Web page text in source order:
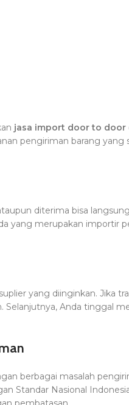
jasa import door to door
pengiriman barang
diterima bisa
yang merupakan importir
yang diinginkan. Jika
Selanjutnya, Anda tinggal
berbagai masalah
Standar Nasional